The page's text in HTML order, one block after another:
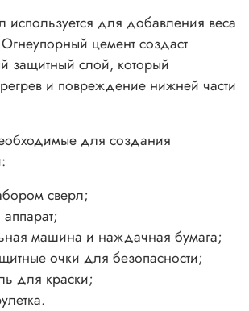
используется для добавления веса
Огнеупорный цемент создаст
защитный слой, который
и повреждение нижней части
для создания
сверл;
машина и наждачная бумага;
очки для безопасности;
для краски;